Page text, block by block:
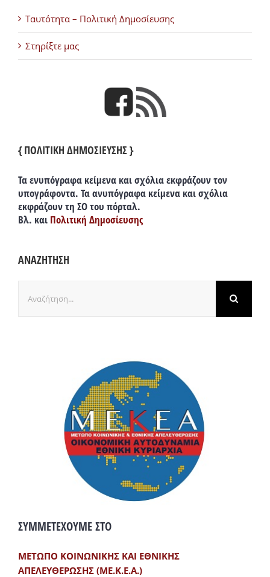
Ταυτότητα – Πολιτική Δημοσίευσης
Στηρίξτε μας
{ ΠΟΛΙΤΙΚΗ ΔΗΜΟΣΙΕΥΣΗΣ }
Τα ενυπόγραφα κείμενα και σχόλια εκφράζουν τον
υπογράφοντα. Τα ανυπόγραφα κείμενα και σχόλια
εκφράζουν τη ΣΟ του πόρταλ.
Βλ. και Πολιτική Δημοσίευσης
ΑΝΑΖΗΤΗΣΗ
για:
ΣΥΜΜΕΤΕΧΟΥΜΕ ΣΤΟ
ΜΕΤΩΠΟ ΚΟΙΝΩΝΙΚΗΣ ΚΑΙ ΕΘΝΙΚΗΣ
ΑΠΕΛΕΥΘΕΡΩΣΗΣ (ΜΕ.Κ.Ε.Α.)